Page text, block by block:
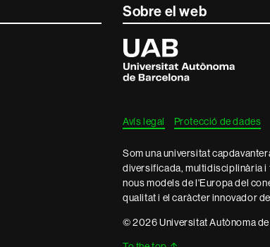
Sobre el web
Universitat
Autònoma
de
Barcelona
Avís legal Protecció de dades
Som una universitat
diversificada, multidisciplinària i
nous models de l'Europa del
qualitat i el caràcter innovador
© 2026 Universitat Autònoma